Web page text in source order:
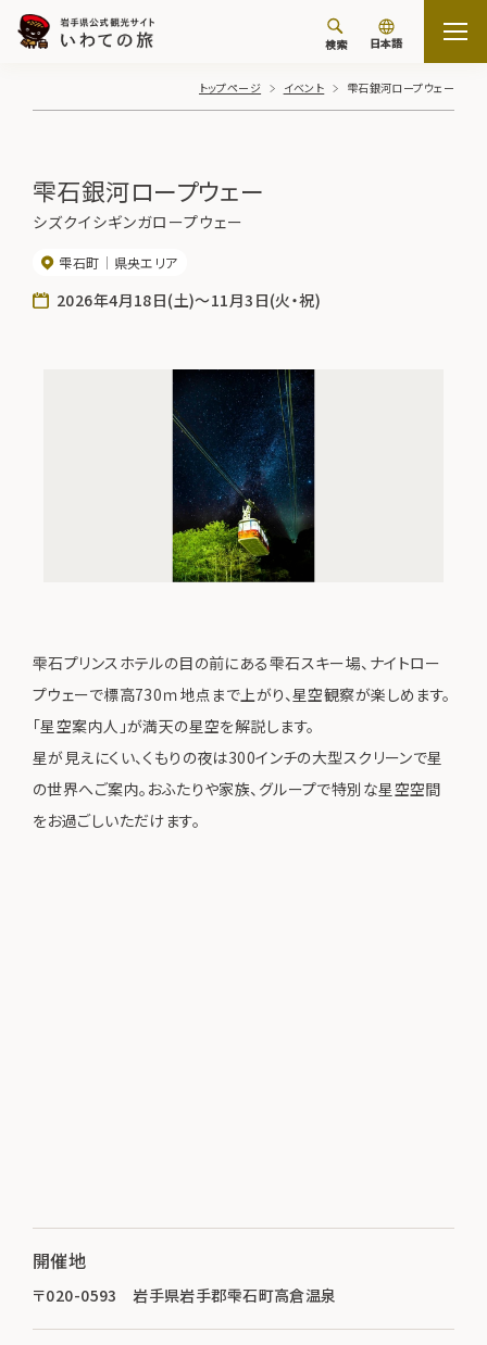
検索 日本語
トップページ イベント 雫石銀河ロープウェー
雫石銀河ロープウェー
シズクイシギンガロープウェー
雫石町 県央エリア
2026年4月18日(土)～11月3日(火・祝)
雫石プリンスホテルの目の前にある雫石スキー場、ナイトロー
プウェーで標高730ｍ地点まで上がり、星空観察が楽しめます。
「星空案内人」が満天の星空を解説します。
星が見えにくい、くもりの夜は300インチの大型スクリーンで星
の世界へご案内。おふたりや家族、グループで特別な星空空間
をお過ごしいただけます。
開催地
〒020-0593 岩手県岩手郡雫石町高倉温泉